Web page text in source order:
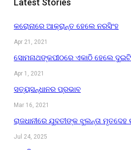
Latest Stories
କରୋନାରେ ଆକ୍ରାନ୍ତ ହେଲେ ନରସିଂହ
Apr 21, 2021
ସୋମନାଥଙ୍କପୀଠରେ ଏକାଠି ହେଲେ
Apr 1, 2021
ସତ୍ୟସନ୍ଧାନର ପ୍ରଭାବ
Mar 16, 2021
ରାଜଧାନୀରେ ଯୁବତୀଙ୍କ ଝୁଲନ୍ତା ମୃତଦେହ
Jul 24, 2025